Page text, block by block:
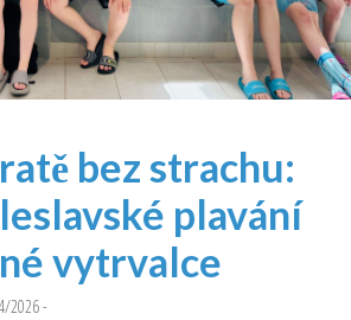
bez strachu:
plavání
vytrvalce
2026